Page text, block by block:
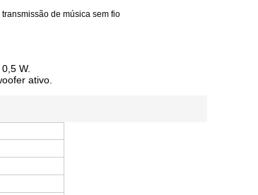
de música sem fio
W.
ativo.